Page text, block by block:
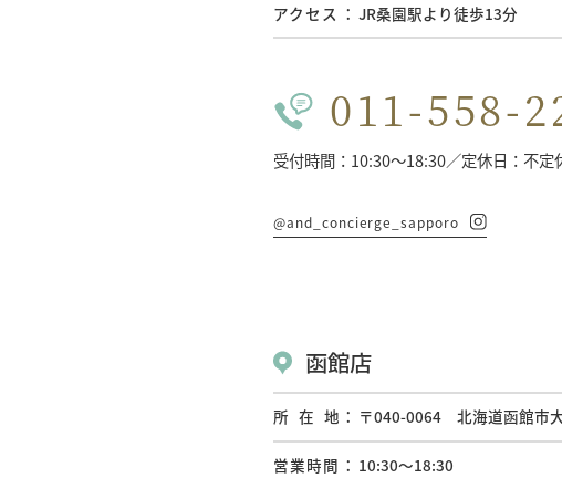
アクセス JR桑園駅より徒歩13分
011-558-
受付時間：10:30〜18:30／定休日：不定
@and_concierge_sapporo
函館店
所在地 〒040-0064 北海道函館市
営業時間 10:30〜18:30